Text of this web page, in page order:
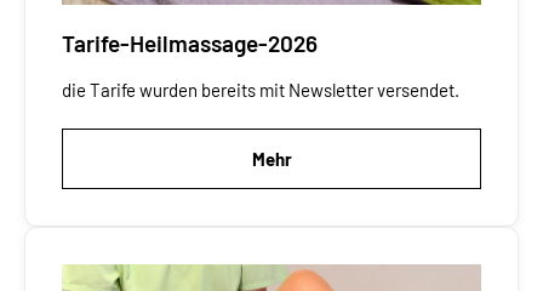
Tarife-Heilmassage-2026
die Tarife wurden bereits mit Newsletter versendet.
Mehr